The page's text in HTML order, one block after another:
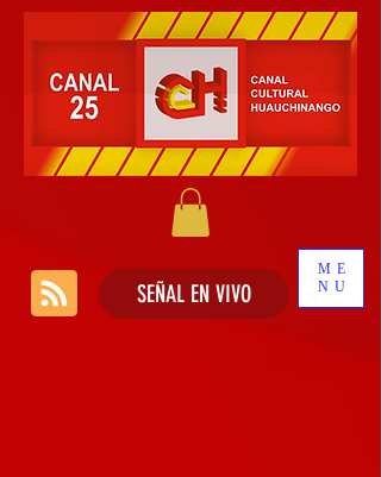
ME
NU
SEÑAL EN VIVO